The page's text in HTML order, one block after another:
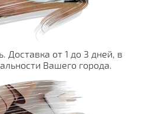
Доставка от 1 до 3 дней, в
Вашего города.